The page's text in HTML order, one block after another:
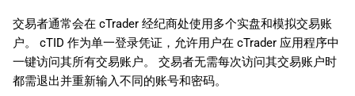
交易者通常会在 cTrader 经纪商处使用多个实盘和模拟交易账
户。 cTID 作为单一登录凭证，允许用户在 cTrader 应用程序中
一键访问其所有交易账户。 交易者无需每次访问其交易账户时
都需退出并重新输入不同的账号和密码。